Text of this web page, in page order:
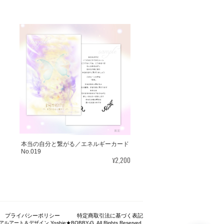
いました。気に入っていただけたよ
さんの幸せが訪れますように。あり
楽しみにしながら 絵と共に待ちたいと
の絆をいつも感じていただけると嬉
るだけで幸せな気持ちになりました。＾
本当の自分と繋がる／エネルギーカード
No.019
¥2,200
プライバシーポリシー 特定商取引法に基づく表記
ルアート＆デザイン Yoshie★BOBBY-G. All Rights Reserved.